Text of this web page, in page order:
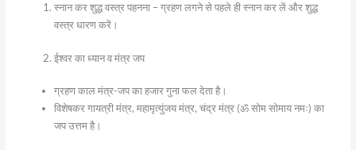
स्नान कर शुद्ध वस्त्र पहनना – ग्रहण लगने से पहले ही स्नान कर लें और शुद्ध
वस्त्र धारण करें।
ईश्वर का ध्यान व मंत्र जप
ग्रहण काल मंत्र-जप का हजार गुना फल देता है।
विशेषकर गायत्री मंत्र, महामृत्युंजय मंत्र, चंद्र मंत्र (ॐ सोम सोमाय नमः) का
जप उत्तम है।